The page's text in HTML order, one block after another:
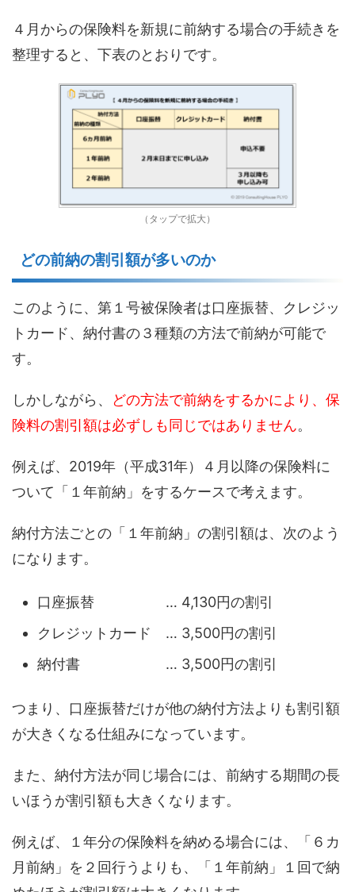
４月からの保険料を新規に前納する場合の手続き を
整理すると、下表のとおりです。
（タップで拡大）
どの前納の割引額が多いのか
このように、 第１号被保険者は口座振替、クレジッ
トカード、納付書の３種類の方法で前納が可能で
す。
しかしながら、 どの方法で前納をするかにより、 保
険料の割引額は必ずしも同じではありません。
例えば、 2019年（平成31年）４月以降の保険料に
ついて 「１年前納」をするケースで考えます。
納付方法ごとの「１年前納」の割引額は、 次のよう
になります。
口座振替 … 4,130円の割引
クレジットカード
… 3,500円の割引
納付書 … 3,500円の割引
つまり、 口 座振替だけが他の納付方法よりも割引額
が大きくなる仕組みになっています。
また、 納付方法が同じ場合には、前納する期間の長
いほうが割引額も大きくな ります。
例えば、
１年分の保険料を納める場合には、「６カ
月前納」を２回行うよりも、「１年前納」１回で納